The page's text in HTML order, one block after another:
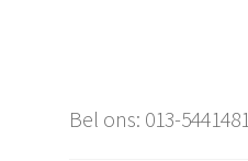
Bel ons: 013-5441481